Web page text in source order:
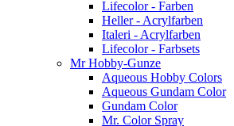
Lifecolor - Farben
Heller - Acrylfarben
Italeri - Acrylfarben
Lifecolor - Farbsets
Mr Hobby-Gunze
Aqueous Hobby Colors
Aqueous Gundam Color
Gundam Color
Mr. Color Spray